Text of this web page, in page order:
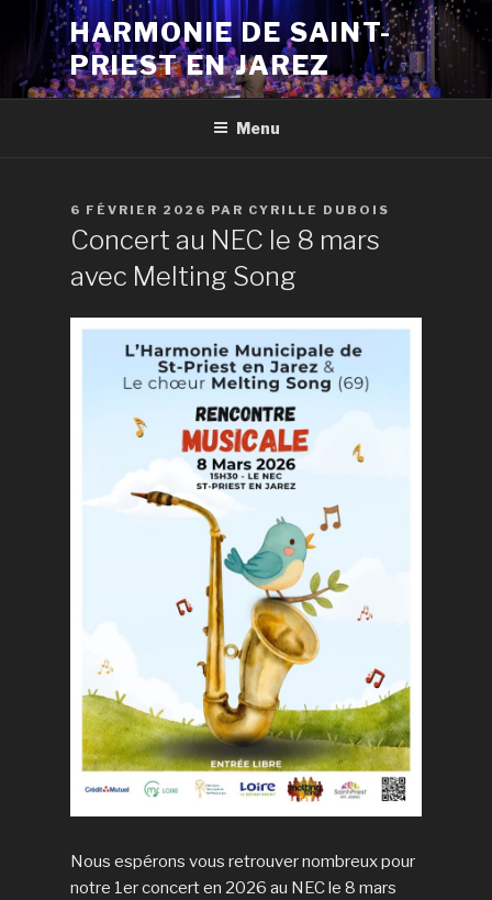
contenu
principal
HARMONIE DE SAINT-
PRIEST EN JAREZ
Menu
PUBLIÉ
LE
6 FÉVRIER 2026 PAR CYRILLE DUBOIS
Concert au NEC le 8 mars
avec Melting Song
Nous espérons vous retrouver nombreux pour
notre 1er concert en 2026 au NEC le 8 mars